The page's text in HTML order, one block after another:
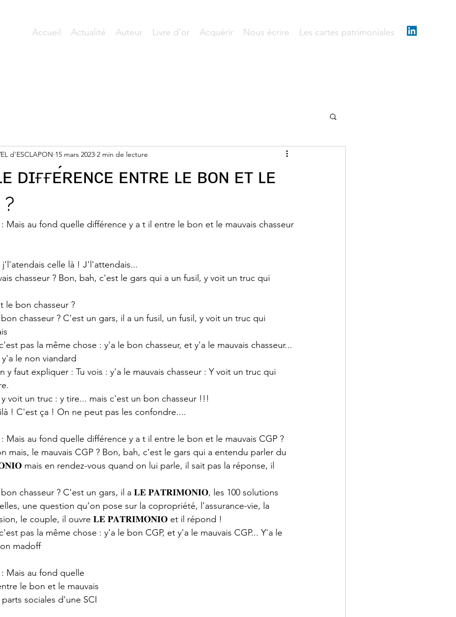
Accueil Actualité Auteur Livre d'or Acquérir Nous écrire Les cartes patrimoniales
ᴅɪғғᴇ́ʀᴇɴᴄᴇ ᴇɴᴛʀᴇ ʟᴇ ʙᴏɴ ᴇᴛ ʟᴇ
d'ESCLAPON 15 mars 2023 2 min de lecture
: Mais au fond quelle différence y a t il entre le bon et le mauvais chasseur
j'l'atendais celle là ! J'l'attendais...
chasseur ? Bon, bah, c'est le gars qui a un fusil, y voit un truc qui
le bon chasseur ?
bon chasseur ? C'est un gars, il a un fusil, un fusil, y voit un truc qui
pas la même chose : y'a le bon chasseur, et y'a le mauvais chasseur...
le non viandard
y faut expliquer : Tu vois : y'a le mauvais chasseur : Y voit un truc qui
voit un truc : y tire... mais c'est un bon chasseur !!!
! C'est ça ! On ne peut pas les confondre....
Mais au fond quelle différence y a t il entre le bon et le mauvais CGP ?
mais, le mauvais CGP ? Bon, bah, c'est le gars qui a entendu parler du
mais en rendez-vous quand on lui parle, il sait pas la réponse, il
bon chasseur ? C'est un gars, il a 𝐋𝐄 𝐏𝐀𝐓𝐑𝐈𝐌𝐎𝐍𝐈𝐎, les 100 solutions
une question qu’on pose sur la copropriété, l’assurance-vie, la
le couple, il ouvre 𝐋𝐄 𝐏𝐀𝐓𝐑𝐈𝐌𝐎𝐍𝐈𝐎 et il répond !
pas la même chose : y'a le bon CGP, et y'a le mauvais CGP... Y'a le
madoff
Mais au fond quelle
le bon et le mauvais
sociales d'une SCI